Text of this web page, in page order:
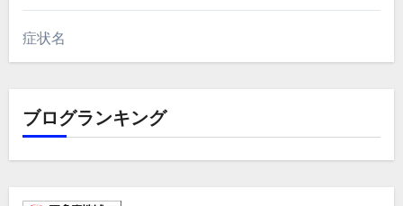
症状名
ブログランキング